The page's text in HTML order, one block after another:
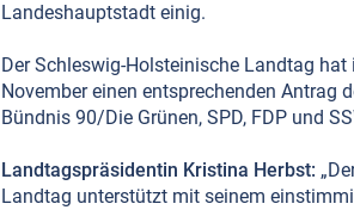
Landeshauptstadt einig.
Der Schleswig-Holsteinische Landtag
November einen entsprechenden Antrag
Bündnis 90/Die Grünen, SPD, FDP und
Landtagspräsidentin Kristina Herbst:
Landtag unterstützt mit seinem